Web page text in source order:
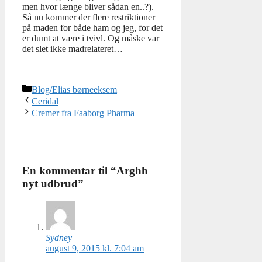
men hvor længe bliver sådan en..?).
Så nu kommer der flere restriktioner
på maden for både ham og jeg, for det
er dumt at være i tvivl. Og måske var
det slet ikke madrelateret…
Kategorier
Blog/Elias børneeksem
Ceridal
Cremer fra Faaborg Pharma
En kommentar til “Arghh
nyt udbrud”
Sydney
august 9, 2015 kl. 7:04 am